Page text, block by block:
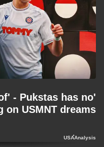
- Pukstas has no
on USMNT dreams
Analysis
USA